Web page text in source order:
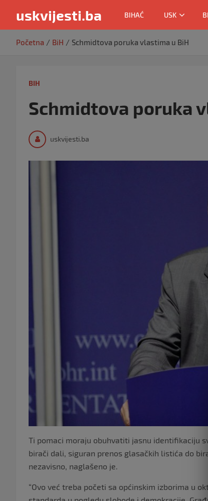
uskvijesti.ba BIHAĆ USK
Početna BiH Schmidtova poruka vlastima u BiH
BIH
Schmidtova poruka
uskvijesti.ba
Ti pomaci moraju obuhvatiti jasnu identifikaciju
birači dali, siguran prenos glasačkih listića do
nezavisno, naglašeno je.
“Ovo već treba početi sa općinskim izborima u